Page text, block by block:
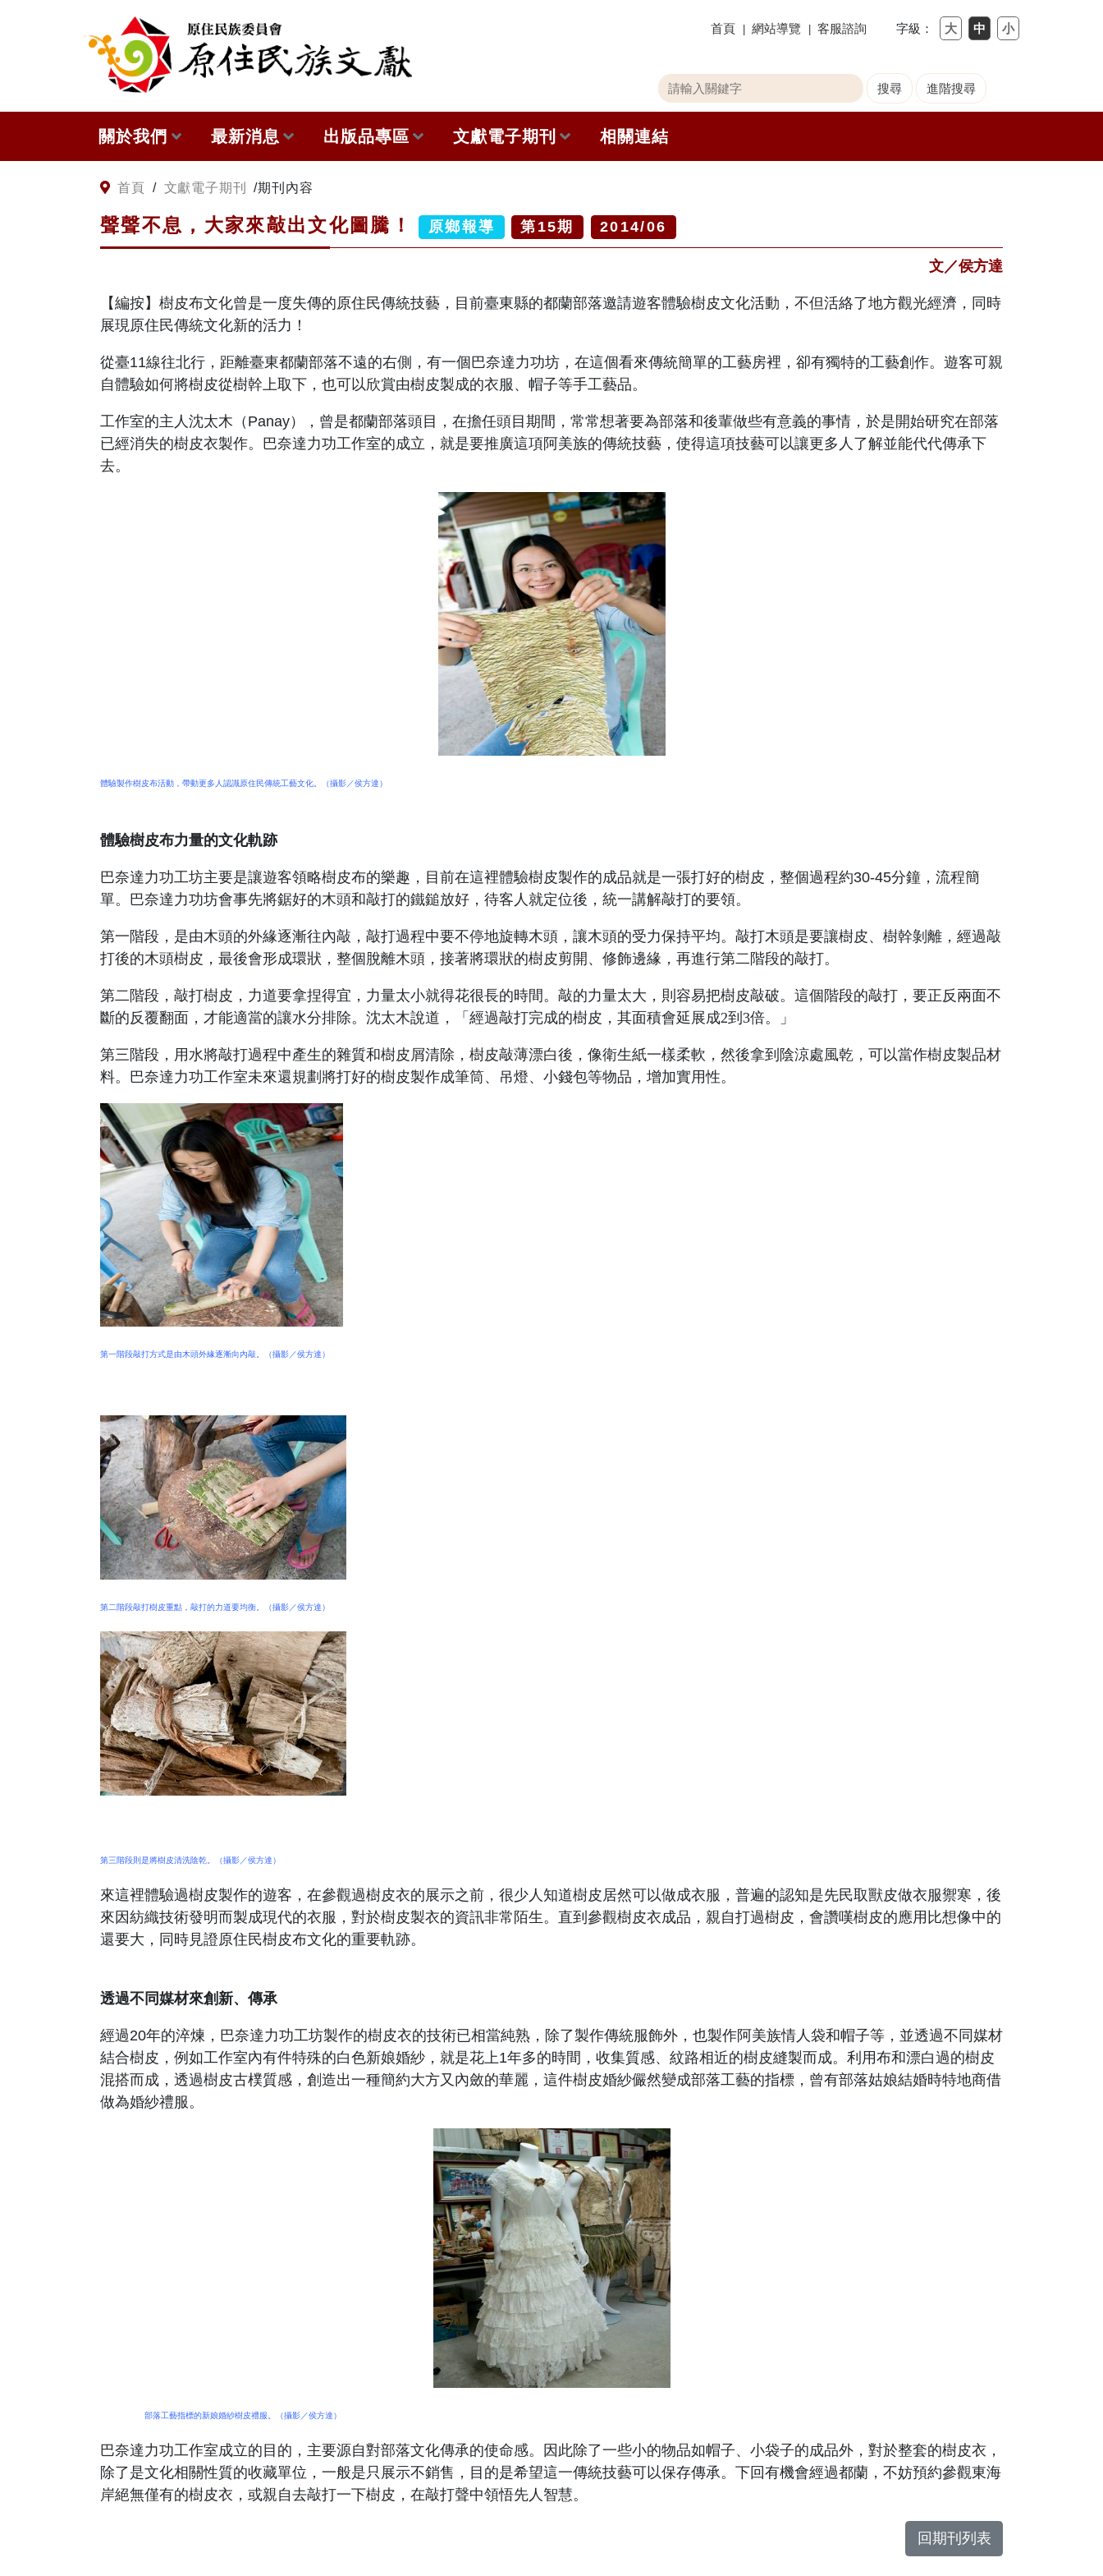
首頁
網站導覽 客服諮詢 字級：
關
鍵
搜
請
輸
關
關於我們
關於原住民族文獻會
原住民族文獻會設置要點
歷次會議記錄
最新消息
網站訊息
徵稿訊息
出版品專區
與國史館共同出版品介紹
文獻電子期刊
歷史期刊
徵稿說明
相關連結
首頁 / 文獻電子期刊 /期刊內容
聲聲不息，大家來敲出文化圖騰！ 原鄉報導 第 15期 2014/06
文／侯方達
【編按】樹皮布文化曾是一度失傳的原住民傳統技藝，目前臺東縣的都蘭部落邀請遊客體驗樹皮文化活動，不但活絡了地方觀光經濟，同時
展現原住民傳統文化新的活力！
從臺11線往北行，距離臺東都蘭部落不遠的右側，有一個巴奈達力功坊，在這個看來傳統簡單的工藝房裡，卻有獨特的工藝創作。遊客可親
自體驗如何將樹皮從樹幹上取下，也可以欣賞由樹皮製成的衣服、帽子等手工藝品。
工作室的主人沈太木（Panay），曾是都蘭部落頭目，在擔任頭目期間，常常想著要為部落和後輩做些有意義的事情，於是開始研究在部落
已經消失的樹皮衣製作。巴奈達力功工作室的成立，就是要推廣這項阿美族的傳統技藝，使得這項技藝可以讓更多人了解並能代代傳承下
去。
體驗製作樹皮布活動，帶動更多人認識原住民傳統工藝文化。（攝影／侯方達）
體驗樹皮布力量的文化軌跡
巴奈達力功工坊主要是讓遊客領略樹皮布的樂趣，目前在這裡體驗樹皮製作的成品就是一張打好的樹皮，整個過程約30-45分鐘，流程簡
單。巴奈達力功坊會事先將鋸好的木頭和敲打的鐵鎚放好，待客人就定位後，統一講解敲打的要領。
第一階段，是由木頭的外緣逐漸往內敲，敲打過程中要不停地旋轉木頭，讓木頭的受力保持平均。敲打木頭是要讓樹皮、樹幹剝離，經過敲
打後的木頭樹皮，最後會形成環狀，整個脫離木頭，接著將環狀的樹皮剪開、修飾邊緣，再進行第二階段的敲打。
第二階段，敲打樹皮，力道要拿捏得宜，力量太小就得花很長的時間。敲的力量太大，則容易把樹皮敲破。這個階段的敲打，要正反兩面不
斷的反覆翻面，才能適當的讓水分排除。沈太木說道，「 經過敲打完成的樹皮，其面積會延展成2到3倍。 」
第三階段，用水將敲打過程中產生的雜質和樹皮屑清除，樹皮敲薄漂白後，像衛生紙一樣柔軟，然後拿到陰涼處風乾，可以當作樹皮製品材
料。巴奈達力功工作室未來還規劃將打好的樹皮製作成筆筒、吊燈、小錢包等物品，增加實用性。
第一階段敲打方式是由木頭外緣逐漸向內敲。（攝影／侯方達）
第二階段敲打樹皮重點，敲打的力道要均衡。（攝影／侯方達）
第三階段則是將樹皮清洗陰乾。（攝影／侯方達）
來這裡體驗過樹皮製作的遊客，在參觀過樹皮衣的展示之前，很少人知道樹皮居然可以做成衣服，普遍的認知是先民取獸皮做衣服禦寒，後
來因紡織技術發明而製成現代的衣服，對於樹皮製衣的資訊非常陌生。直到參觀樹皮衣成品，親自打過樹皮，會讚嘆樹皮的應用比想像中的
還要大，同時見證原住民樹皮布文化的重要軌跡。
透過不同媒材來創新、傳承
經過20年的淬煉，巴奈達力功工坊製作的樹皮衣的技術已相當純熟，除了製作傳統服飾外，也製作阿美族情人袋和帽子等，並透過不同媒材
結合樹皮，例如工作室內有件特殊的白色新娘婚紗，就是花上1年多的時間，收集質感、紋路相近的樹皮縫製而成。利用布和漂白過的樹皮
混搭而成，透過樹皮古樸質感，創造出一種簡約大方又內斂的華麗，這件樹皮婚紗儼然變成部落工藝的指標，曾有部落姑娘結婚時特地商借
做為婚紗禮服。
部落工藝指標的新娘婚紗樹皮禮服。（攝影／侯方達）
巴奈達力功工作室成立的目的，主要源自對部落文化傳承的使命感。因此除了一些小的物品如帽子、小袋子的成品外，對於整套的樹皮衣，
除了是文化相關性質的收藏單位，一般是只展示不銷售，目的是希望這一傳統技藝可以保存傳承。下回有機會經過都蘭，不妨預約參觀東海
岸絕無僅有的樹皮衣，或親自去敲打一下樹皮，在敲打聲中領悟先人智慧。
回期刊列表